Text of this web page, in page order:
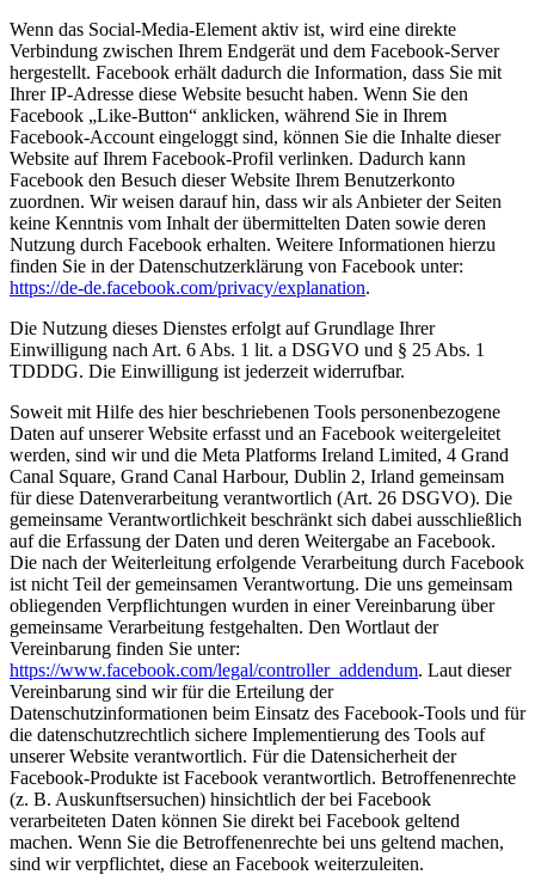
Wenn das Social-Media-Element aktiv ist, wird eine direkte
Verbindung zwischen Ihrem Endgerät und dem Facebook-Server
hergestellt. Facebook erhält dadurch die Information, dass Sie mit
Ihrer IP-Adresse diese Website besucht haben. Wenn Sie den
Facebook „Like-Button“ anklicken, während Sie in Ihrem
Facebook-Account eingeloggt sind, können Sie die Inhalte dieser
Website auf Ihrem Facebook-Profil verlinken. Dadurch kann
Facebook den Besuch dieser Website Ihrem Benutzerkonto
zuordnen. Wir weisen darauf hin, dass wir als Anbieter der Seiten
keine Kenntnis vom Inhalt der übermittelten Daten sowie deren
Nutzung durch Facebook erhalten. Weitere Informationen hierzu
finden Sie in der Datenschutzerklärung von Facebook unter:
https://de-de.facebook.com/privacy/explanation.
Die Nutzung dieses Dienstes erfolgt auf Grundlage Ihrer
Einwilligung nach Art. 6 Abs. 1 lit. a DSGVO und § 25 Abs. 1
TDDDG. Die Einwilligung ist jederzeit widerrufbar.
Soweit mit Hilfe des hier beschriebenen Tools personenbezogene
Daten auf unserer Website erfasst und an Facebook weitergeleitet
werden, sind wir und die Meta Platforms Ireland Limited, 4 Grand
Canal Square, Grand Canal Harbour, Dublin 2, Irland gemeinsam
für diese Datenverarbeitung verantwortlich (Art. 26 DSGVO). Die
gemeinsame Verantwortlichkeit beschränkt sich dabei ausschließlich
auf die Erfassung der Daten und deren Weitergabe an Facebook.
Die nach der Weiterleitung erfolgende Verarbeitung durch Facebook
ist nicht Teil der gemeinsamen Verantwortung. Die uns gemeinsam
obliegenden Verpflichtungen wurden in einer Vereinbarung über
gemeinsame Verarbeitung festgehalten. Den Wortlaut der
Vereinbarung finden Sie unter:
https://www.facebook.com/legal/controller_addendum. Laut dieser
Vereinbarung sind wir für die Erteilung der
Datenschutzinformationen beim Einsatz des Facebook-Tools und für
die datenschutzrechtlich sichere Implementierung des Tools auf
unserer Website verantwortlich. Für die Datensicherheit der
Facebook-Produkte ist Facebook verantwortlich. Betroffenenrechte
(z. B. Auskunftsersuchen) hinsichtlich der bei Facebook
verarbeiteten Daten können Sie direkt bei Facebook geltend
machen. Wenn Sie die Betroffenenrechte bei uns geltend machen,
sind wir verpflichtet, diese an Facebook weiterzuleiten.